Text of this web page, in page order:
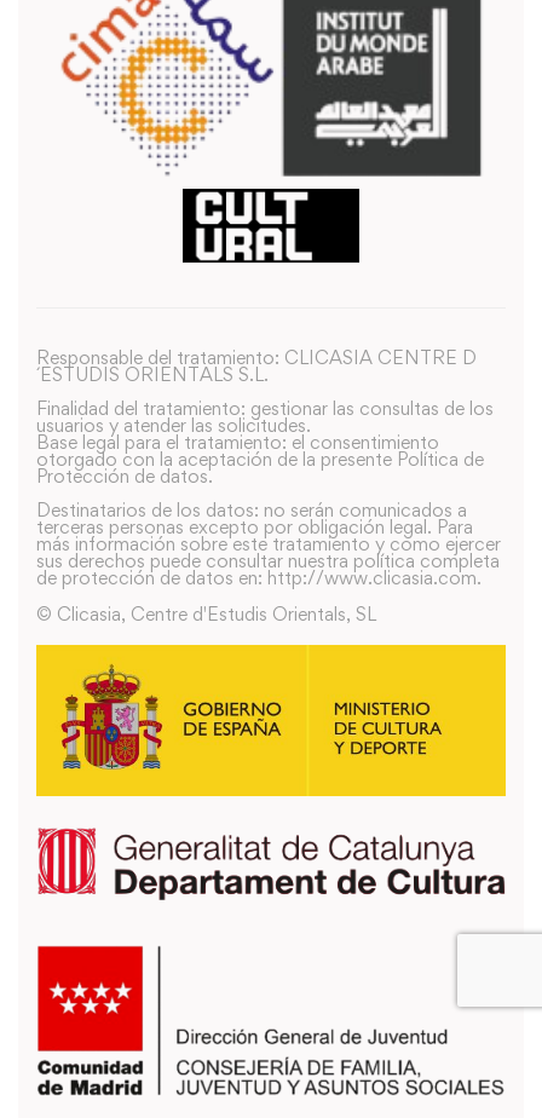
Responsable del tratamiento: CLICASIA CENTRE D
´ESTUDIS ORIENTALS S.L.
Finalidad del tratamiento: gestionar las consultas de los
usuarios y atender las solicitudes.
Base legal para el tratamiento: el consentimiento
otorgado con la aceptación de la presente Política de
Protección de datos.
Destinatarios de los datos: no serán comunicados a
terceras personas excepto por obligación legal. Para
más información sobre este tratamiento y como ejercer
sus derechos puede consultar nuestra política completa
de protección de datos en: http://www.clicasia.com.
© Clicasia, Centre d'Estudis Orientals, SL